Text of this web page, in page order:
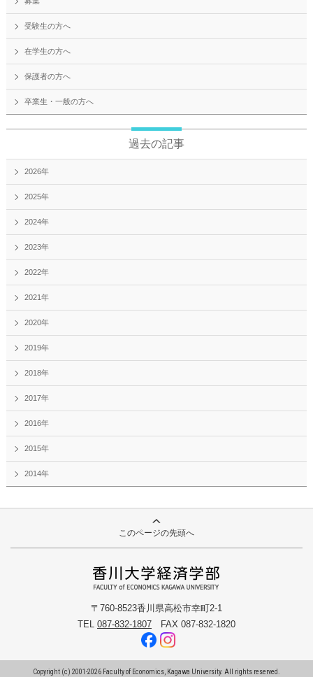
受験生の方へ
在学生の方へ
保護者の方へ
卒業生・一般の方へ
過去の記事
2026年
2025年
2024年
2023年
2022年
2021年
2020年
2019年
2018年
2017年
2016年
2015年
2014年
このページの先頭へ
〒760-8523香川県高松市幸町2-1
TEL 087-832-1807 FAX 087-832-1820
Copyright (c) 2001-2026 Faculty of Economics, Kagawa University. All rights reserved.